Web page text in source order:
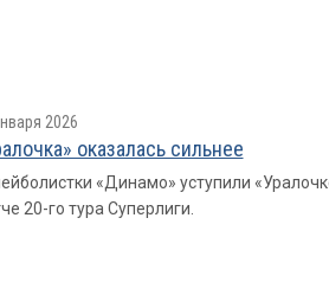
2026
оказалась сильнее
«Динамо» уступили
20-го тура Суперлиги.